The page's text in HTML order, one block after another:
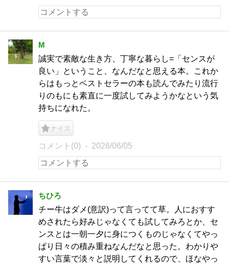
M
誠実で素敵な生き方、丁寧な暮らし=「センスが
良い」ということ、なんだなと思える本。これか
らはもっとベストセラーの本も読んでみたり流行
りのもにも素直に一度試してみようかなという気
持ちになれた。
ナイス
コメント(0) 2026/06/05
ちひろ
チー牛はダメ(意訳)って言ってて草。人におすす
めされたら好みじゃなくても試してみろとか、セ
ンスとは一朝一夕に身につくものじゃなくてやっ
ぱり日々の積み重ねなんだなと思った。わかりや
すい言葉で淡々と説明してくれるので、ほなやっ